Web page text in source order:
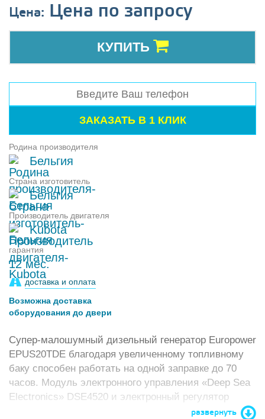
Цена: Цена по запросу
КУПИТЬ
Родина производителя
Бельгия
Страна изготовитель
Бельгия
Производитель двигателя
Kubota
гарантия
12 мес.
доставка и оплата
Возможна доставка
оборудования до двери
Супер-малошумный дизельный генератор Europower
EPUS20TDE благодаря увеличенному топливному
баку способен работать на одной заправке до 70
часов. Модуль электронного управления «Deep Sea
Electronics» DSE4520 и электронный регулятор
оборотов двигателя позволяют синхронизировать
развернуть